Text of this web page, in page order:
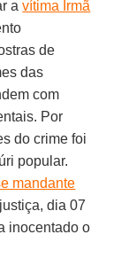
avítima Irmã
de
das
com
Por
do crime foi
popular.
mandante
dia 07
inocentado o